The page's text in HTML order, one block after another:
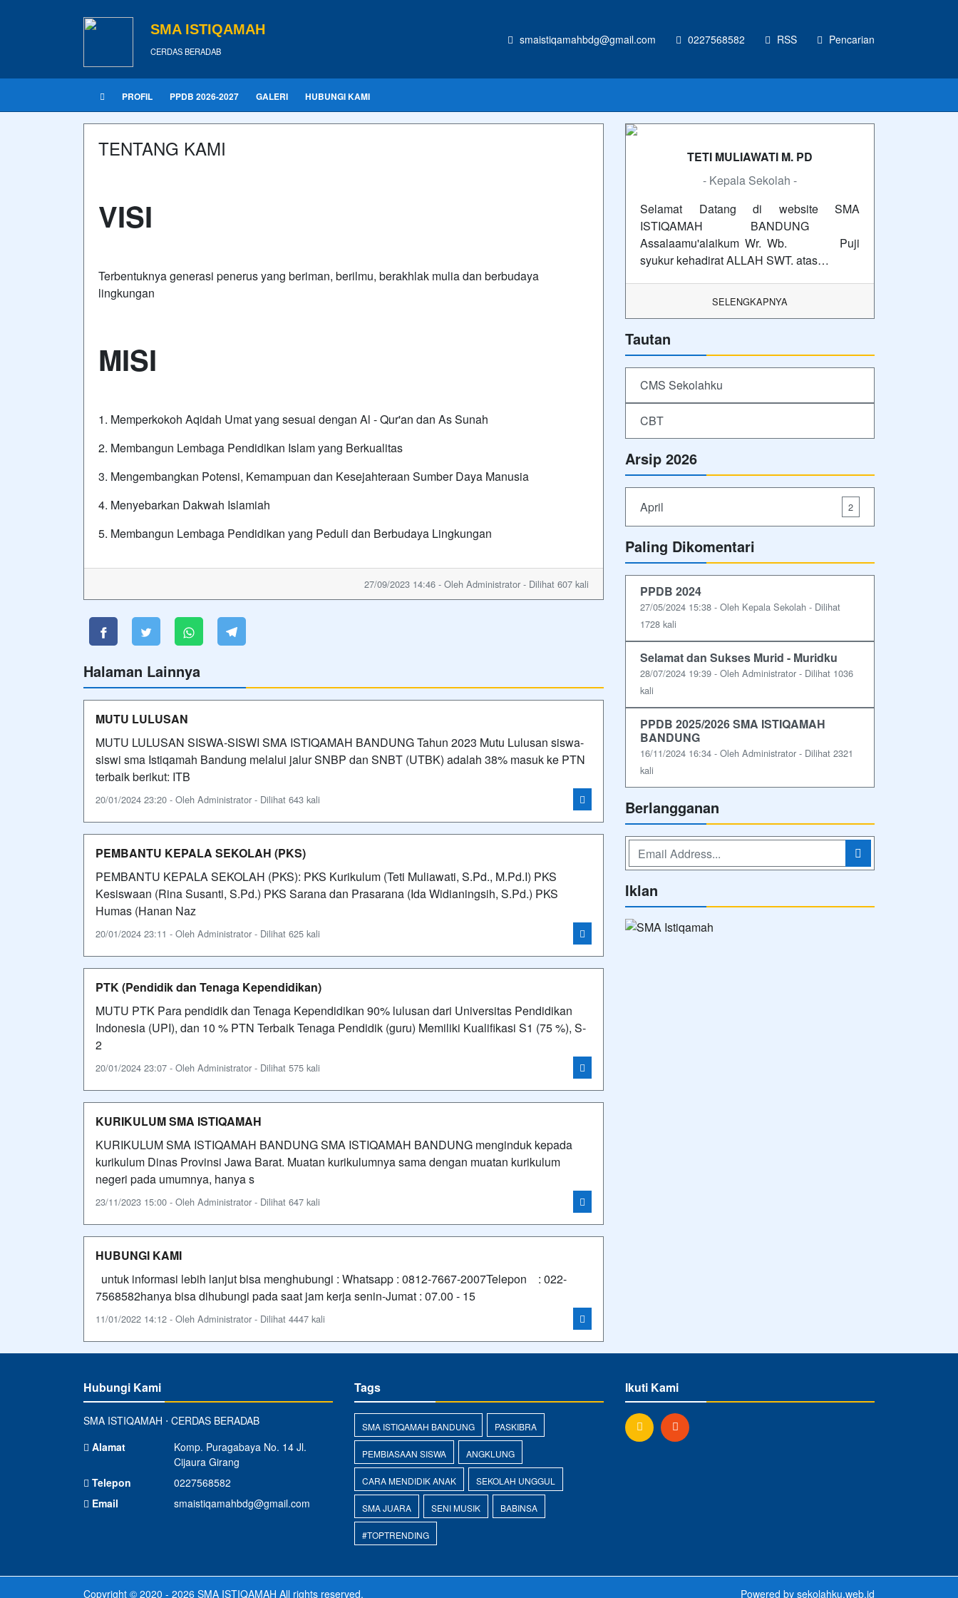
SMA ISTIQAMAH
CERDAS BERADAB
smaistiqamahbdg@gmail.com 0227568582 RSS Pencarian
PROFIL PPDB 2026-2027 GALERI HUBUNGI KAMI
TENTANG KAMI
VISI
Terbentuknya generasi penerus yang beriman, berilmu, berakhlak mulia dan berbudaya
lingkungan
MISI
1. Memperkokoh Aqidah Umat yang sesuai dengan Al - Qur'an dan As Sunah
2. Membangun Lembaga Pendidikan Islam yang Berkualitas
3. Mengembangkan Potensi, Kemampuan dan Kesejahteraan Sumber Daya Manusia
4. Menyebarkan Dakwah Islamiah
5. Membangun Lembaga Pendidikan yang Peduli dan Berbudaya Lingkungan
27/09/2023 14:46 - Oleh Administrator - Dilihat 607 kali
Halaman Lainnya
MUTU LULUSAN
MUTU LULUSAN SISWA-SISWI SMA ISTIQAMAH BANDUNG Tahun 2023 Mutu Lulusan siswa-
siswi sma Istiqamah Bandung melalui jalur SNBP dan SNBT (UTBK) adalah 38% masuk ke PTN
terbaik berikut: ITB
20/01/2024 23:20 - Oleh Administrator - Dilihat 643 kali
PEMBANTU KEPALA SEKOLAH (PKS)
PEMBANTU KEPALA SEKOLAH (PKS): PKS Kurikulum (Teti Muliawati, S.Pd., M.Pd.I) PKS
Kesiswaan (Rina Susanti, S.Pd.) PKS Sarana dan Prasarana (Ida Widianingsih, S.Pd.) PKS
Humas (Hanan Naz
20/01/2024 23:11 - Oleh Administrator - Dilihat 625 kali
PTK (Pendidik dan Tenaga Kependidikan)
MUTU PTK Para pendidik dan Tenaga Kependidikan 90% lulusan dari Universitas Pendidikan
Indonesia (UPI), dan 10 % PTN Terbaik Tenaga Pendidik (guru) Memiliki Kualifikasi S1 (75 %), S-
2
20/01/2024 23:07 - Oleh Administrator - Dilihat 575 kali
KURIKULUM SMA ISTIQAMAH
KURIKULUM SMA ISTIQAMAH BANDUNG SMA ISTIQAMAH BANDUNG menginduk kepada
kurikulum Dinas Provinsi Jawa Barat. Muatan kurikulumnya sama dengan muatan kurikulum
negeri pada umumnya, hanya s
23/11/2023 15:00 - Oleh Administrator - Dilihat 647 kali
HUBUNGI KAMI
untuk informasi lebih lanjut bisa menghubungi : Whatsapp : 0812-7667-2007Telepon : 022-
7568582hanya bisa dihubungi pada saat jam kerja senin-Jumat : 07.00 - 15
11/01/2022 14:12 - Oleh Administrator - Dilihat 4447 kali
TETI MULIAWATI M. PD
- Kepala Sekolah -
Selamat Datang di website SMA
ISTIQAMAH BANDUNG
Assalaamu'alaikum Wr. Wb. Puji
syukur kehadirat ALLAH SWT. atas…
SELENGKAPNYA
Tautan
CMS Sekolahku
CBT
Arsip 2026
April 2
Paling Dikomentari
PPDB 2024
27/05/2024 15:38 - Oleh Kepala Sekolah - Dilihat
1728 kali
Selamat dan Sukses Murid - Muridku
28/07/2024 19:39 - Oleh Administrator - Dilihat 1036
kali
PPDB 2025/2026 SMA ISTIQAMAH
BANDUNG
16/11/2024 16:34 - Oleh Administrator - Dilihat 2321
kali
Berlangganan
Iklan
Hubungi Kami
SMA ISTIQAMAH ⋅ CERDAS BERADAB
Alamat
Komp. Puragabaya No. 14 Jl.
Cijaura Girang
Telepon
0227568582
Email
smaistiqamahbdg@gmail.com
Tags
SMA ISTIQAMAH BANDUNG PASKIBRA
PEMBIASAAN SISWA ANGKLUNG
CARA MENDIDIK ANAK SEKOLAH UNGGUL
SMA JUARA SENI MUSIK BABINSA
#TOPTRENDING
Ikuti Kami
Copyright © 2020 - 2026 SMA ISTIQAMAH All rights reserved. Powered by sekolahku.web.id